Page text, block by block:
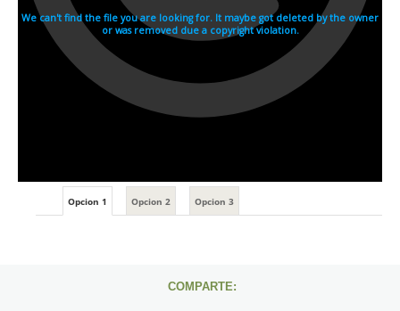
Opcion 1 Opcion 2 Opcion 3
COMPARTE: